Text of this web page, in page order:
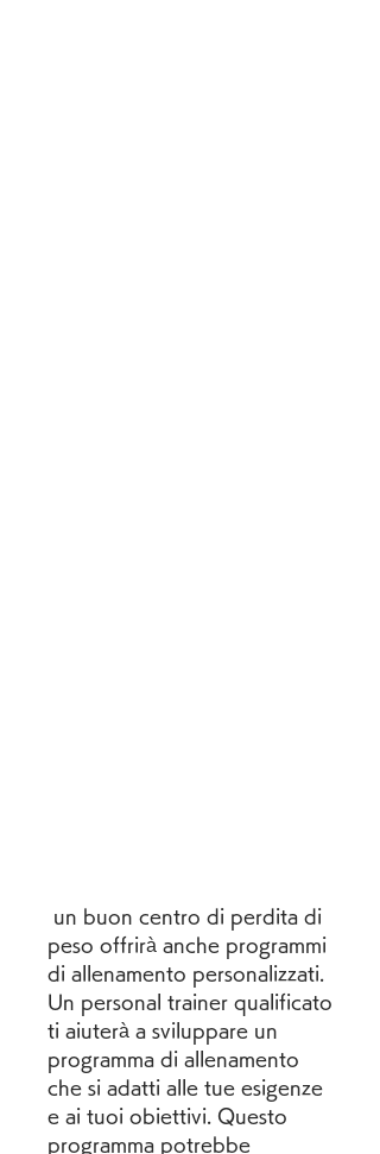
peso offrirà anche programmi
di allenamento personalizzati.
Un personal trainer qualificato
ti aiuterà a sviluppare un
programma di allenamento
che si adatti alle tue esigenze
e ai tuoi obiettivi. Questo
programma potrebbe